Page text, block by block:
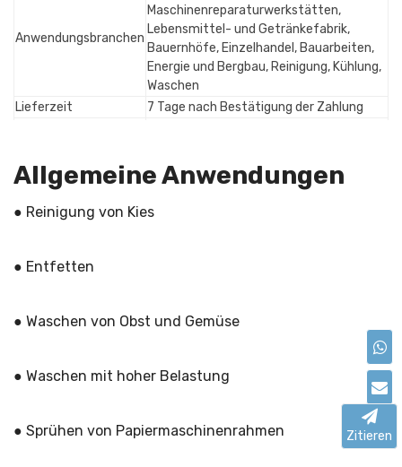
Anwendungsbranchen
Maschinenreparaturwerkstätten,
Lebensmittel- und Getränkefabrik,
Bauernhöfe, Einzelhandel, Bauarbeiten,
Energie und Bergbau, Reinigung, Kühlung,
Waschen
Lieferzeit
7 Tage nach Bestätigung der Zahlung
Allgemeine Anwendungen
● Reinigung von Kies
● Entfetten
● Waschen von Obst und Gemüse
● Waschen mit hoher Belastung
● Sprühen von Papiermaschinenrahmen Zitieren